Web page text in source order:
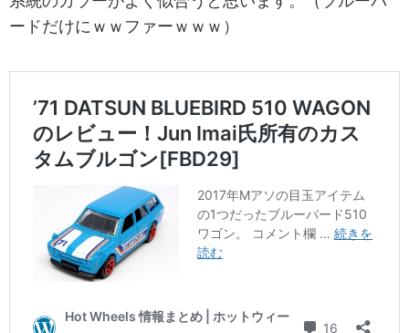
ードだけにｗｗファーｗｗｗ）